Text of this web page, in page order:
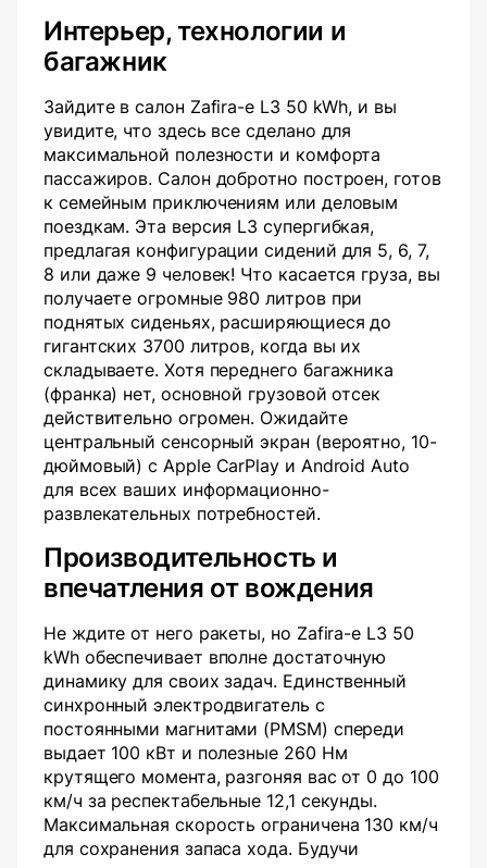
Интерьер, технологии и
багажник
Зайдите в салон Zafira-e L3 50 kWh, и вы
увидите, что здесь все сделано для
максимальной полезности и комфорта
пассажиров. Салон добротно построен, готов
к семейным приключениям или деловым
поездкам. Эта версия L3 супергибкая,
предлагая конфигурации сидений для 5, 6, 7,
8 или даже 9 человек! Что касается груза, вы
получаете огромные 980 литров при
поднятых сиденьях, расширяющиеся до
гигантских 3700 литров, когда вы их
складываете. Хотя переднего багажника
(франка) нет, основной грузовой отсек
действительно огромен. Ожидайте
центральный сенсорный экран (вероятно, 10-
дюймовый) с Apple CarPlay и Android Auto
для всех ваших информационно-
развлекательных потребностей.
Производительность и
впечатления от вождения
Не ждите от него ракеты, но Zafira-e L3 50
kWh обеспечивает вполне достаточную
динамику для своих задач. Единственный
синхронный электродвигатель с
постоянными магнитами (PMSM) спереди
выдает 100 кВт и полезные 260 Нм
крутящего момента, разгоняя вас от 0 до 100
км/ч за респектабельные 12,1 секунды.
Максимальная скорость ограничена 130 км/ч
для сохранения запаса хода. Будучи